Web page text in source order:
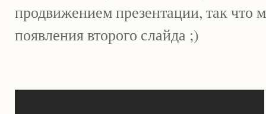
продвижением презентации, так что
появления второго слайда ;)